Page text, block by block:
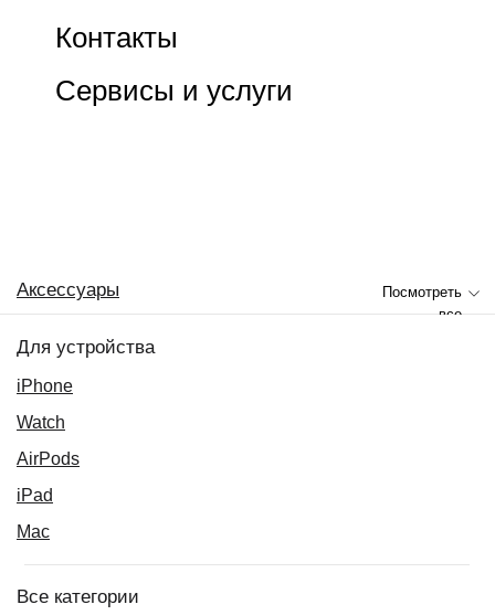
Контакты
Сервисы и услуги
Посмотреть
все
Аксессуары
Для устройства
iPhone
AirPods
Watch
iPad
Mac
Все категории